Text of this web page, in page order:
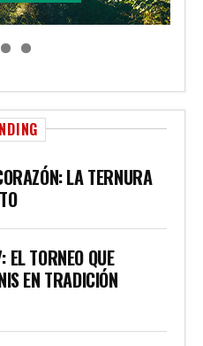
LA TERNURA
TORNEO QUE
EN TRADICIÓN